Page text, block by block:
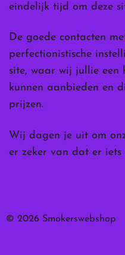
eindelijk tijd om deze
De goede contacten
perfectionistische
site, waar wij jullie een
kunnen aanbieden en
prijzen.
Wij dagen je uit om
er zeker van dat er
© 2026 Smokerswebshop